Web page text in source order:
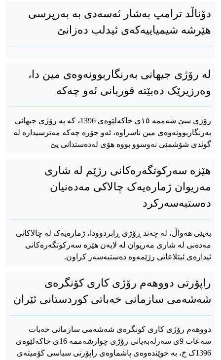
دۆناڵد ترامپ بەشار ئەسەدى بە بەرپرسی
هێرشە شیمیاییەکەی ئیدلب دەزانێ‌
لە رۆژی جیهانی بەرنگاربوونەوەی مین دا،
وەرزیرێک دەبێتە قوربانی ئەو چەکە
رۆژی سێ شه‌ممه‌ ١٥ی خاکه‌لێوه‌ی 1396، کە بە رۆژی جیهانی
بەرنگاربوونەوەی مین ناسراوە، ئەو جۆرە چەکە مەترسیدارە له‌
گوندی شۆشمێی نه‌وسوو بووه‌ هۆی له‌ده‌ستدانی پێ
هێزە سەرکوتگەرەکانی رژێم لە شاری
مەریوان ژمارەیەک چالاکی مەدەنیان
دەستبەسەرکرد
بەپێی هەواڵ، لە چەند ڕۆژی ڕابردوودا، ژمارەیەک لە چالاکانی
مەدەنی لە شاری مەریوان لە لایەن هێزە سەرکوتگەرەکانی
ئیدارەی ئیتلاعاتی رژێمەوە دەستبەسەر کراون.
راپۆرتی دووهەم رۆژی کاری کۆنگرەی
شەشەمی سازمانی خەباتی کوردستانی ئێران
دووهەم رۆژی کاری کونگرەی شەشەمی سازمانی خەبات
سەعات 9ی سەرلەبەیانی رۆژی چوارشەممە 16ی خاکەلێوەی
1396ک خ، بە خوێندەوەی پاشماوەی راپۆرتی سیاسی کۆمیتەی